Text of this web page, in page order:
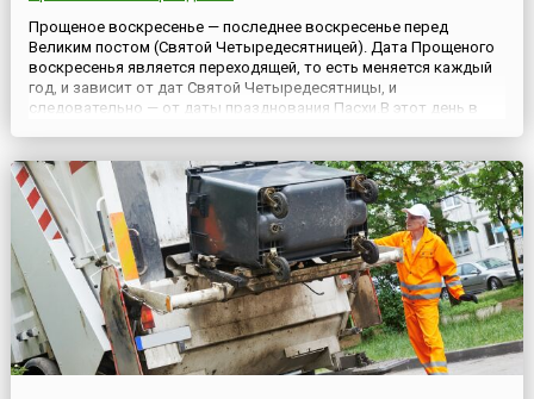
Прощеное воскресенье — последнее воскресенье перед
Великим постом (Святой Четыредесятницей). Дата Прощеного
воскресенья является переходящей, то есть меняется каждый
год, и зависит от дат Святой Четыредесятницы, и
следовательно — от даты празднования Пасхи.В этот день в
мы не ...